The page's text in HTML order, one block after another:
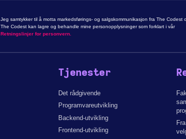
Jeg samtykker til å motta markedsførings- og salgskommunikasjon fra The Codest
The Codest kan lagre og behandle mine personopplysninger som forklart i vår
Retningslinjer for personvern.
Tjenester
Det rådgivende
Programvareutvikling
Backend-utvikling
Frontend-utvikling